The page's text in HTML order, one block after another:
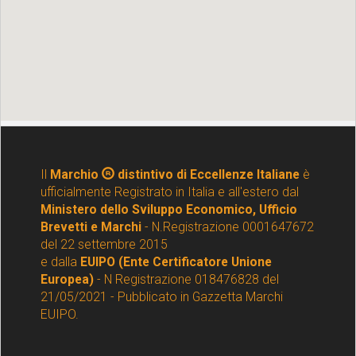
Marchio distintivo di Eccellenze Italianeè
ufficialmente Registrato in Italia e all'estero dal
Ministero dello Sviluppo Economico, Ufficio
Brevetti e Marchi - N.Registrazione 0001647672
del 22 settembre 2015
e dalla EUIPO (Ente Certificatore Unione
Europea) - N Registrazione 018476828 del
21/05/2021 - Pubblicato in Gazzetta Marchi
EUIPO.